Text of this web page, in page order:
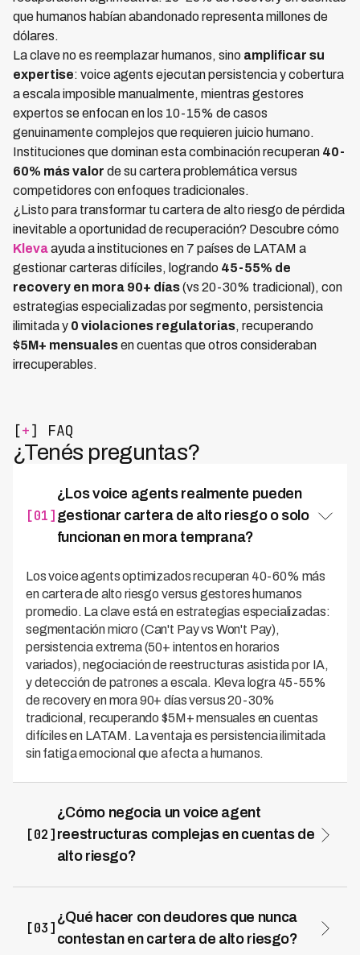
que humanos habían abandonado representa millones de
dólares.
La clave no es reemplazar humanos, sino amplificar su
expertise: voice agents ejecutan persistencia y cobertura
a escala imposible manualmente, mientras gestores
expertos se enfocan en los 10-15% de casos
genuinamente complejos que requieren juicio humano.
Instituciones que dominan esta combinación recuperan 40-
60% más valor de su cartera problemática versus
competidores con enfoques tradicionales.
¿Listo para transformar tu cartera de alto riesgo de pérdida
inevitable a oportunidad de recuperación? Descubre cómo
Klevaayuda a instituciones en 7 países de LATAM a
gestionar carteras difíciles, logrando 45-55% de
recovery en mora 90+ días(vs 20-30% tradicional), con
estrategias especializadas por segmento, persistencia
ilimitada y 0 violaciones regulatorias, recuperando
$5M+ mensualesen cuentas que otros consideraban
irrecuperables.
[+] FAQ
¿Tenés preguntas?
[01]
¿Los voice agents realmente pueden
gestionar cartera de alto riesgo o solo
funcionan en mora temprana?
Los voice agents optimizados recuperan 40-60% más
en cartera de alto riesgo versus gestores humanos
promedio. La clave está en estrategias especializadas:
segmentación micro (Can't Pay vs Won't Pay),
persistencia extrema (50+ intentos en horarios
variados), negociación de reestructuras asistida por IA,
y detección de patrones a escala. Kleva logra 45-55%
de recovery en mora 90+ días versus 20-30%
tradicional, recuperando $5M+ mensuales en cuentas
difíciles en LATAM. La ventaja es persistencia ilimitada
sin fatiga emocional que afecta a humanos.
[02]
¿Cómo negocia un voice agent
reestructuras complejas en cuentas de
alto riesgo?
declarada por el deudor. Proceso: (1) Descubre
capacidad con preguntas escalonadas, (2) Genera 3
planes dinámicamente (agresivo, balanceado, flexible)
[03]
¿Qué hacer con deudores que nunca
contestan en cartera de alto riesgo?